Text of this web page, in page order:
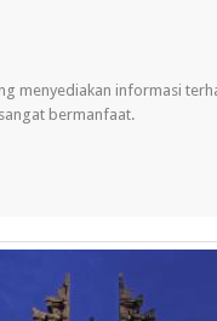
menyediakan informasi
bermanfaat.